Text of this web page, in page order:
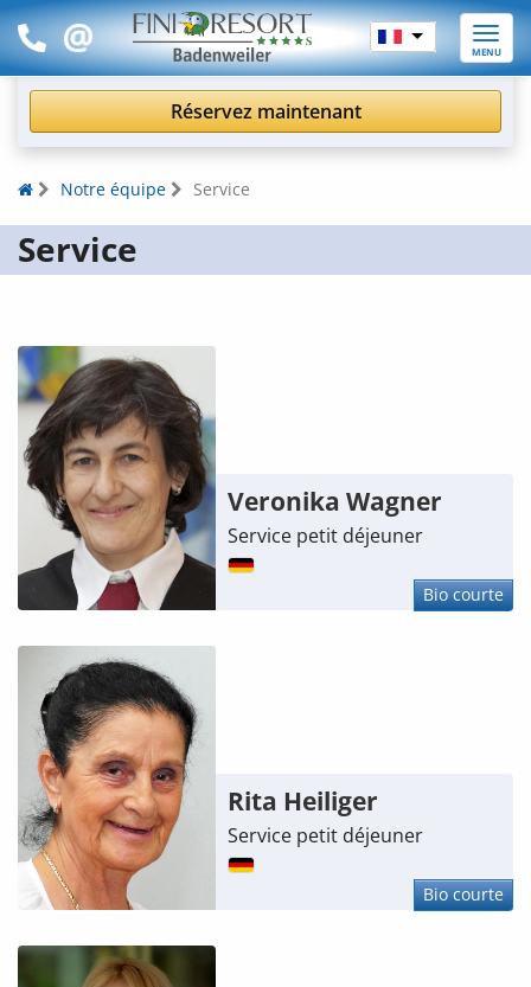
Réservez maintenant
Toggle
MENU
Notre équipe Service
Service
Veronika Wagner
Service petit déjeuner
Bio courte
Rita Heiliger
Service petit déjeuner
Bio courte